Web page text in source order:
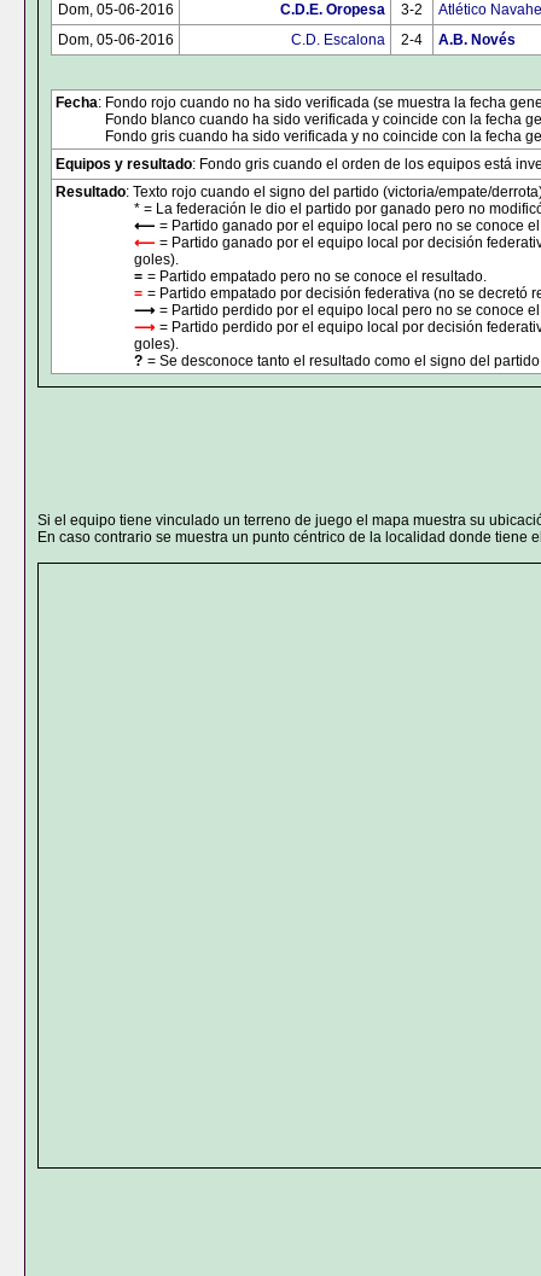
Dom, 05-06-2016
C.D.E. Oropesa 3-2
Atlético
Dom, 05-06-2016
C.D. Escalona 2-4 A.B. Novés
Fecha: Fondo rojo cuando no ha sido verificada (se muestra la fecha
Fondo blanco cuando ha sido verificada y coincide con la fecha
Fondo gris cuando ha sido verificada y no coincide con la fecha
Equipos y resultado: Fondo gris cuando el orden de los equipos está
Resultado: Texto rojo cuando el signo del partido (victoria/empate/
* = La federación le dio el partido por ganado pero no
⟵ = Partido ganado por el equipo local pero no se conoce
⟵ = Partido ganado por el equipo local por decisión
goles).
= = Partido empatado pero no se conoce el resultado.
= = Partido empatado por decisión federativa (no se decretó
⟶ = Partido perdido por el equipo local pero no se conoce
⟶ = Partido perdido por el equipo local por decisión
goles).
? = Se desconoce tanto el resultado como el signo del
Si el equipo tiene vinculado un terreno de juego el mapa muestra su
En caso contrario se muestra un punto céntrico de la localidad donde tiene